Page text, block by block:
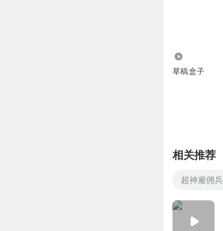
草稿盒子
相关推荐
超神雇佣兵